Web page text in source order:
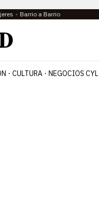
Barrio a Barrio
CULTURA NEGOCIOS CYL